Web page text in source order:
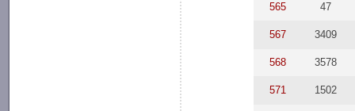
565 47
567 3409
568 3578
571 1502